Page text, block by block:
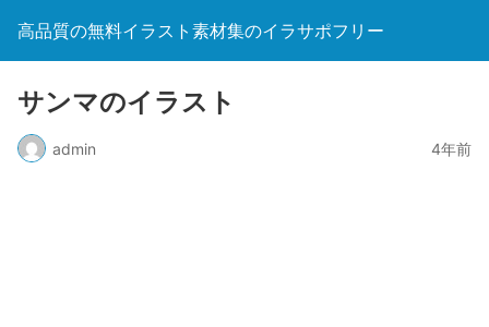
高品質の無料イラスト素材集のイラサポフリー
サンマのイラスト
admin 4年前